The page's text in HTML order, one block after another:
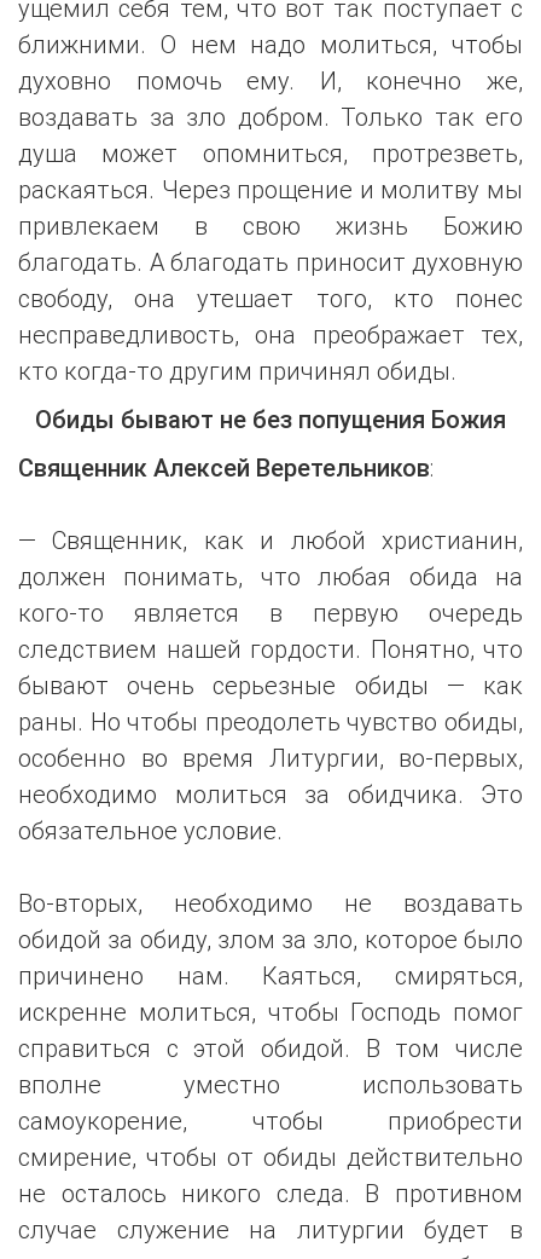
ущемил себя тем, что вот так поступает с
ближними. О нем надо молиться, чтобы
духовно помочь ему. И, конечно же,
воздавать за зло добром. Только так его
душа может опомниться, протрезветь,
раскаяться. Через прощение и молитву мы
привлекаем в свою жизнь Божию
благодать. А благодать приносит духовную
свободу, она утешает того, кто понес
несправедливость, она преображает тех,
кто когда-то другим причинял обиды.
Обиды бывают не без попущения Божия
Священник Алексей Веретельников:
— Священник, как и любой христианин,
должен понимать, что любая обида на
кого-то является в первую очередь
следствием нашей гордости. Понятно, что
бывают очень серьезные обиды — как
раны. Но чтобы преодолеть чувство обиды,
особенно во время Литургии, во-первых,
необходимо молиться за обидчика. Это
обязательное условие.
Во-вторых, необходимо не воздавать
обидой за обиду, злом за зло, которое было
причинено нам. Каяться, смиряться,
искренне молиться, чтобы Господь помог
справиться с этой обидой. В том числе
вполне уместно использовать
самоукорение, чтобы приобрести
смирение, чтобы от обиды действительно
не осталось никого следа. В противном
случае служение на литургии будет в